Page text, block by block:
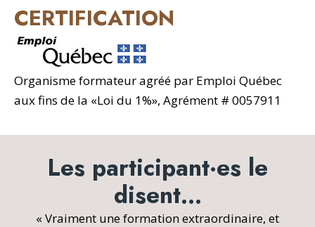
CERTIFICATION
Organisme formateur agréé par Emploi Québec
aux fins de la «Loi du 1%», Agrément # 0057911
Les participant·es le
disent…
« Vraiment une formation extraordinaire, et